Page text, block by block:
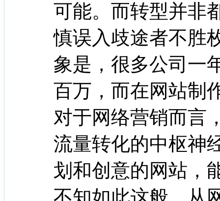
可能。而转型并非
慎误入歧途者不胜
象是，很多公司一
百万，而在网站制
对于网络营销而言
流量转化的中枢神
划和创意的网站，